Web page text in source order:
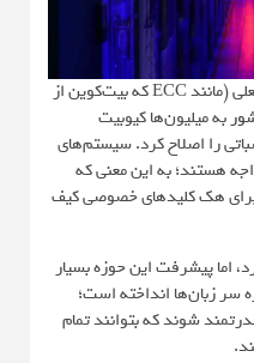
برای شکستن الگوریتم‌های رمزنگاری فعلی (مانند ECC که بیت‌کوین از
به میلیون‌ها کیوبیت
را اصلاح کرد. سیستم‌های
هستند؛ به این معنی که
برای هک کلیدهای خصوصی کیف
اما پیشرفت این حوزه بسیار
سر زبان‌ها انداخته است؛
شوند که بتوانند تمام